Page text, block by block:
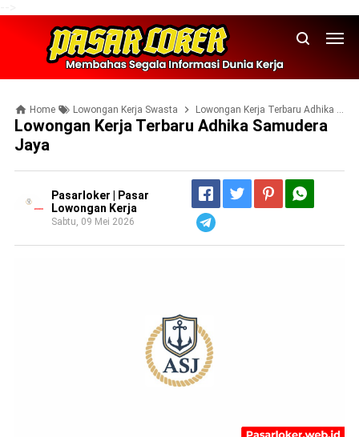
Home Lowongan Kerja Swasta Lowongan Kerja Terbaru Adhika Samudera Jaya
Lowongan Kerja Terbaru Adhika Samudera
Jaya
Pasarloker | Pasar
Lowongan Kerja
Sabtu, 09 Mei 2026